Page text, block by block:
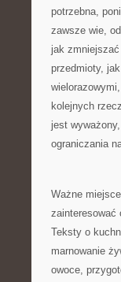
potrzebna,
zawsze wie,
jak
przedmioty,
kolejnych
jest
ograniczania
Ważne
zainteresować
Teksty o
marnowanie
owoce,